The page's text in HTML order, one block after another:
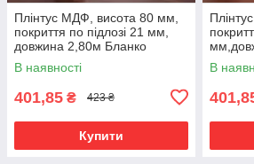
Плінтус МДФ, висота 80 мм,
покриття по підлозі 21 мм,
довжина 2,80м Бланко
В наявності
401,85 ₴ 423 ₴
Купити
В